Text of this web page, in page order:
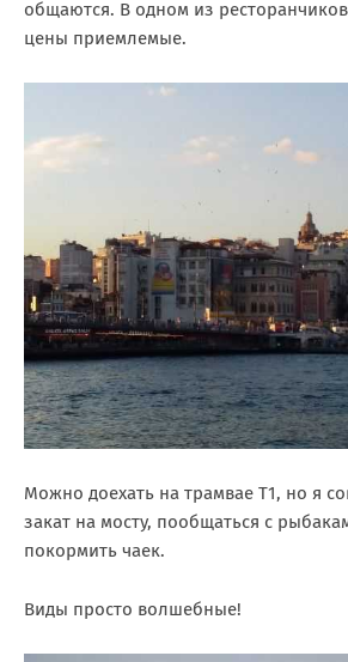
общаются. В одном из
цены приемлемые.
Можно доехать на трамвае Т1, но я
закат на мосту, пообщаться с
покормить чаек.
Виды просто волшебные!